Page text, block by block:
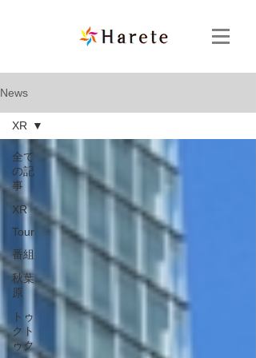
News
全て
の記
事
XR
Tour
番組
秋葉
原
トゥ
クト
ゥク
XR